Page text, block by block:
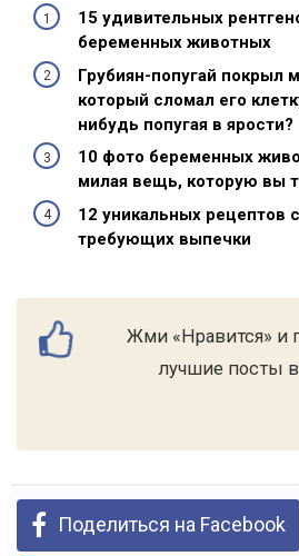
15 удивительных
беременных животных
Грубиян-попугай покрыл
который сломал его
нибудь попугая в ярости?
10 фото беременных
милая вещь, которую вы
12 уникальных рецептов
требующих выпечки
Жми «Нравится» и
лучшие посты в
Поделиться на Facebook